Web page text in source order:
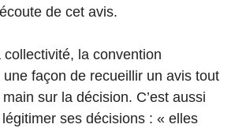
de cet avis.
la convention
façon de recueillir un avis tout
sur la décision. C’est aussi
ses décisions : « elles